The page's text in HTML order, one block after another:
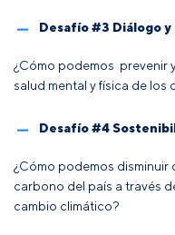
Desafío #3 Diálogo
¿Cómo podemos prevenir
salud mental y física de los
Desafío #4
¿Cómo podemos disminuir
carbono del país a través
cambio climático?